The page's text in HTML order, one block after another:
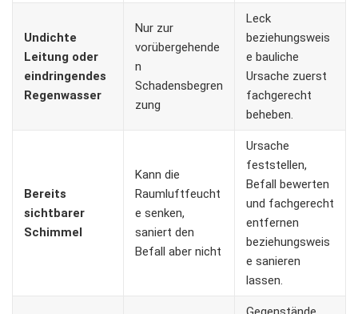
Undichte
Leitung oder
eindringendes
Regenwasser
Nur zur
vorübergehende
n
Schadensbegren
zung
Leck
beziehungsweis
e bauliche
Ursache zuerst
fachgerecht
beheben.
Bereits
sichtbarer
Schimmel
Kann die
Raumluftfeucht
e senken,
saniert den
Befall aber nicht
Ursache
feststellen,
Befall bewerten
und fachgerecht
entfernen
beziehungsweis
e sanieren
lassen.